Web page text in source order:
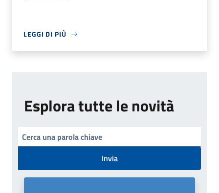
LEGGI DI PIÙ
Esplora tutte le novità
Invia